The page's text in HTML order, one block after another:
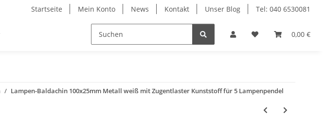
Startseite Mein Konto News Kontakt Unser Blog Tel: 040 6530081
0,00 €
Lampen-Baldachin 100x25mm Metall weiß mit Zugentlaster Kunststoff für 5 Lampenpendel